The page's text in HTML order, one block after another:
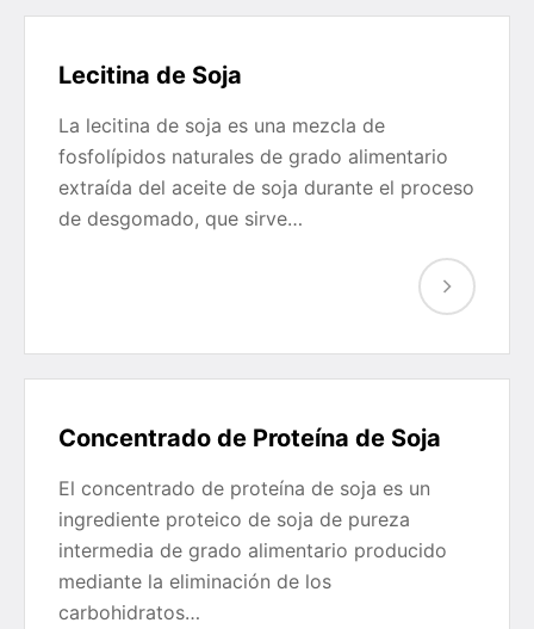
Lecitina de Soja
La lecitina de soja es una mezcla de
fosfolípidos naturales de grado alimentario
extraída del aceite de soja durante el proceso
de desgomado, que sirve…
Concentrado de Proteína de Soja
El concentrado de proteína de soja es un
ingrediente proteico de soja de pureza
intermedia de grado alimentario producido
mediante la eliminación de los
carbohidratos…